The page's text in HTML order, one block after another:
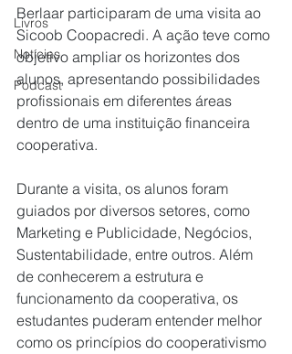
Livros
Notícias
Podcast
Berlaar participaram de uma visita ao
Sicoob Coopacredi. A ação teve como
objetivo ampliar os horizontes dos
alunos, apresentando possibilidades
profissionais em diferentes áreas
dentro de uma instituição financeira
cooperativa.
Durante a visita, os alunos foram
guiados por diversos setores, como
Marketing e Publicidade, Negócios,
Sustentabilidade, entre outros. Além
de conhecerem a estrutura e
funcionamento da cooperativa, os
estudantes puderam entender melhor
como os princípios do cooperativismo